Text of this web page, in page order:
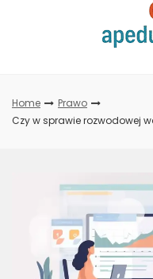
Home
Prawo
Czy w sprawie rozwodowej